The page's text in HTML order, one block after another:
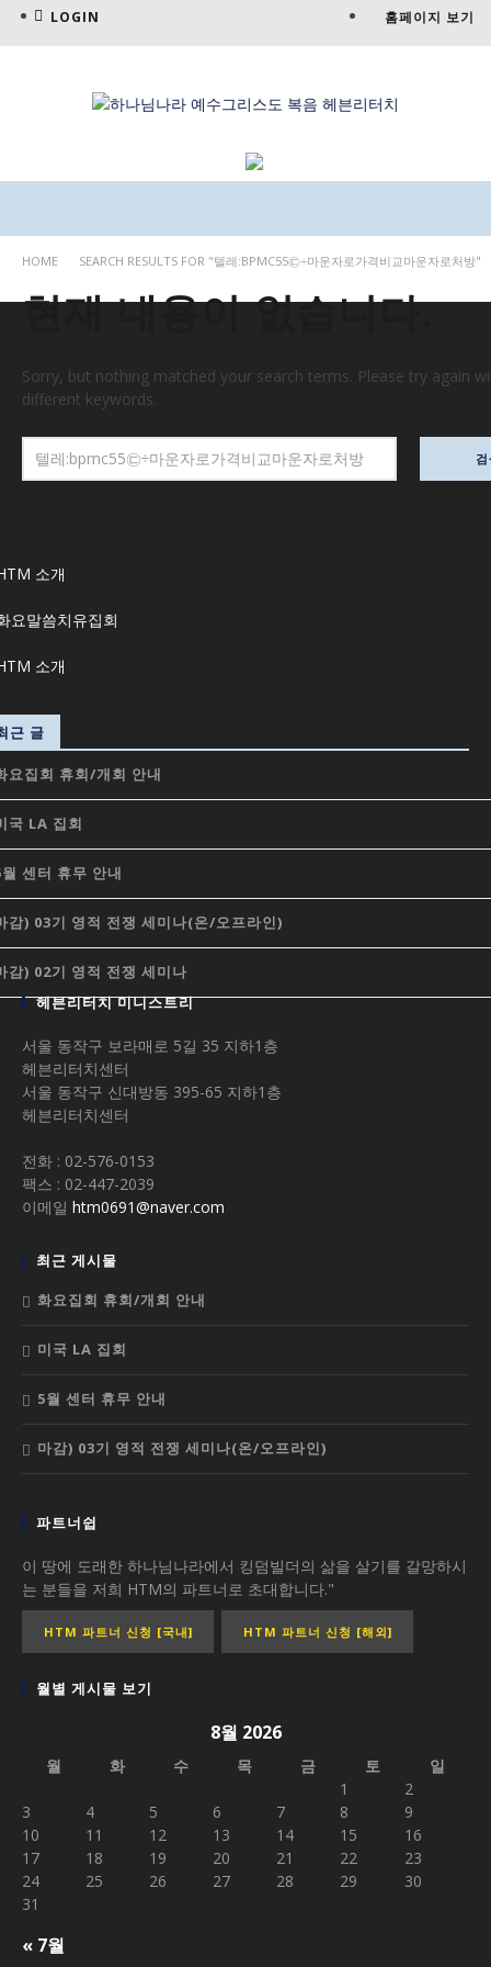
LOGIN 홈페이지 보기
HOME SEARCH RESULTS FOR "텔레:BPMC55㉢÷마운자로가격비교마운자로처방"
현재 내용이 없습니다.
Sorry, but nothing matched your search terms. Please try again
different keywords.
근 글
요집회 휴회/개회 안내
국 LA 집회
센터 휴무 안내
감) 03기 영적 전쟁 세미나(온/오프라인)
감) 02기 영적 전쟁 세미나
헤븐리터치 미니스트리
서울 동작구 보라매로 5길 35 지하1층
헤븐리터치센터
서울 동작구 신대방동 395-65 지하1층
헤븐리터치센터
전화 : 02-576-0153
팩스 : 02-447-2039
이메일 htm0691@naver.com
최근 게시물
화요집회 휴회/개회 안내
미국 LA 집회
5월 센터 휴무 안내
마감) 03기 영적 전쟁 세미나(온/오프라인)
파트너쉽
이 땅에 도래한 하나님나라에서 킹덤빌더의 삶을 살기를 갈망하시
는 분들을 저희 HTM의 파트너로 초대합니다."
HTM 파트너 신청 [국내] HTM 파트너 신청 [해외]
월별 게시물 보기
8월 2026
월 화 수 목 금 토 일
« 7월
1
2
3
4 5 6 7 8
9
10
11 12 13 14 15
16
17
18 19 20 21 22
23
24
25 26 27 28 29
30
31